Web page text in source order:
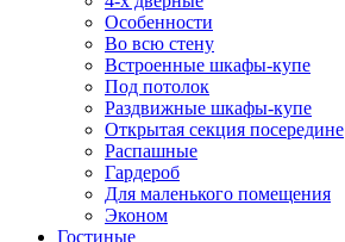
Особенности
Во всю стену
Встроенные шкафы-купе
Под потолок
Раздвижные шкафы-купе
Открытая секция посередине
Распашные
Гардероб
Для маленького помещения
Эконом
Гостиные